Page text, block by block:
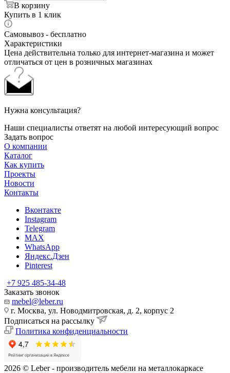
В корзину
Купить в 1 клик
Самовывоз - бесплатно
Характеристики
Цена действительна только для интернет-магазина и может
отличаться от цен в розничных магазинах
Нужна консультация?
Наши специалисты ответят на любой интересующий вопрос
Задать вопрос
О компании
Каталог
Как купить
Проекты
Новости
Контакты
Вконтакте
Instagram
Telegram
MAX
WhatsApp
Яндекс.Дзен
Pinterest
+7 925 485-34-48
Заказать звонок
mebel@leber.ru
г. Москва, ул. Новодмитровская, д. 2, корпус 2
Подписаться на рассылку
Политика конфиденциальности
2026 © Leber - производитель мебели на металлокаркасе